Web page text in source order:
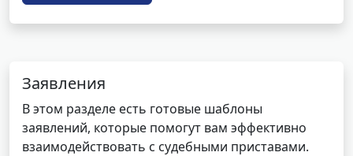
Заявления
В этом разделе есть готовые шаблоны
заявлений, которые помогут вам эффективно
взаимодействовать с судебными приставами.